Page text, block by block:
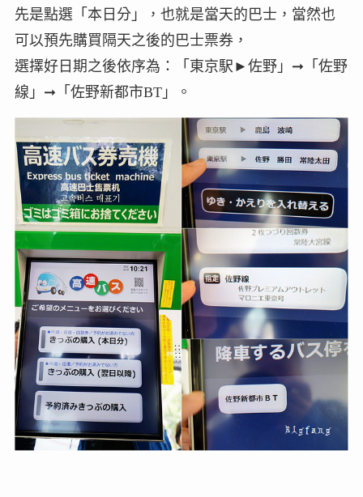
先是點選「本日分」，也就是當天的巴士，當然也
可以預先購買隔天之後的巴士票券，
選擇好日期之後依序為：「東京駅►佐野」➞「佐野
線」➞「佐野新都市BT」。